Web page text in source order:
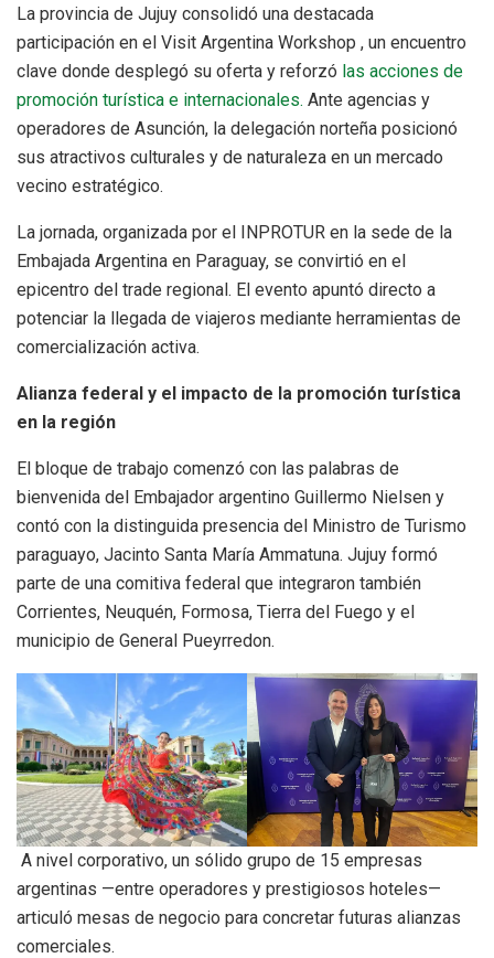
La provincia de Jujuy consolidó una destacada
participación en el Visit Argentina Workshop , un encuentro
clave donde desplegó su oferta y reforzó las acciones de
promoción turística e internacionales. Ante agencias y
operadores de Asunción, la delegación norteña posicionó
sus atractivos culturales y de naturaleza en un mercado
vecino estratégico.
La jornada, organizada por el INPROTUR en la sede de la
Embajada Argentina en Paraguay, se convirtió en el
epicentro del trade regional. El evento apuntó directo a
potenciar la llegada de viajeros mediante herramientas de
comercialización activa.
Alianza federal y el impacto de la promoción turística
en la región
El bloque de trabajo comenzó con las palabras de
bienvenida del Embajador argentino Guillermo Nielsen y
contó con la distinguida presencia del Ministro de Turismo
paraguayo, Jacinto Santa María Ammatuna. Jujuy formó
parte de una comitiva federal que integraron también
Corrientes, Neuquén, Formosa, Tierra del Fuego y el
municipio de General Pueyrredon.
A nivel corporativo, un sólido grupo de 15 empresas
argentinas —entre operadores y prestigiosos hoteles—
articuló mesas de negocio para concretar futuras alianzas
comerciales.